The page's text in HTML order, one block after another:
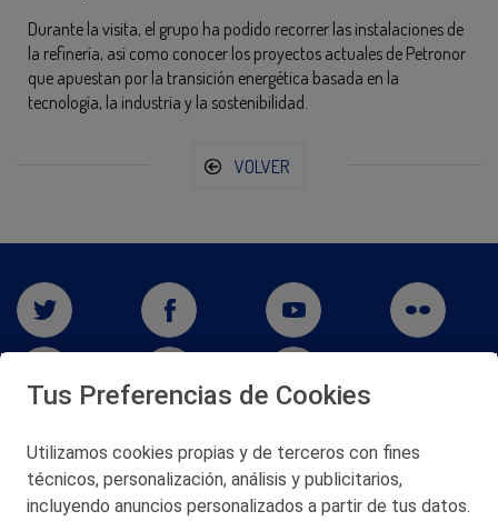
Durante la visita, el grupo ha podido recorrer las instalaciones de
la refinería, así como conocer los proyectos actuales de Petronor
que apuestan por la transición energética basada en la
tecnología, la industria y la sostenibilidad.
VOLVER
San Martín 5-Edificio Muñatones,
48550 Muskiz (Bizkaia)
Tus Preferencias de Cookies
Utilizamos cookies propias y de terceros con fines
técnicos, personalización, análisis y publicitarios,
incluyendo anuncios personalizados a partir de tus datos.